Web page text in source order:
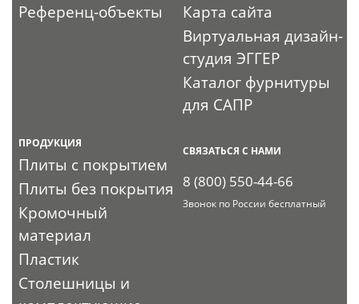
Референц-объекты
Карта сайта
Виртуальная дизайн-
студия ЭГГЕР
Каталог фурнитуры
для САПР
ПРОДУКЦИЯ
Плиты с покрытием
Плиты без покрытия
Кромочный
материал
Пластик
Столешницы и
СВЯЗАТЬСЯ С НАМИ
8 (800) 550-44-66
Звонок по России бесплатный